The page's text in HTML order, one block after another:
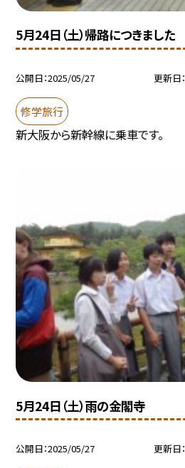
5月24日（土）帰路につきました
公開日 2025/05/27 更新日
修学旅行
新大阪から新幹線に乗車です。
5月24日（土）雨の金閣寺
公開日 2025/05/27 更新日